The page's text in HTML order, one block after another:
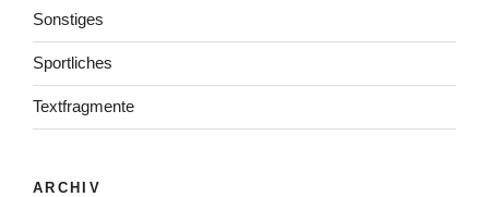
Sonstiges
Sportliches
Textfragmente
ARCHIV